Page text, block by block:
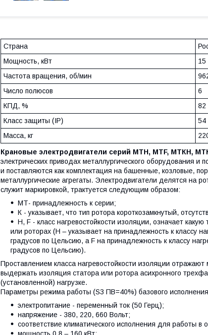
Страна
Мощность, кВт
15
Частота вращения, об/мин
Число полюсов
6
КПД, %
82
Класс защиты (IP)
54
Масса, кг
Крановые электродвигатели серий МТН, МТF, МТКН,
электрических приводах металлургического оборудования
и поставляются как комплектация на башенные, козловые,
металлургические агрегаты. Электродвигатели делятся на
служит маркировкой, трактуется следующим образом:
МТ- принадлежность к серии;
К - указывает, что тип ротора короткозамкнутый,
Н, F - класс нагревостойкости изоляции, означает
или роторах (Н – указывает на принадлежность к классу
градусов по Цельсию, а F на принадлежность к классу
градусов по Цельсию).
Проставлением класса нагревостойкости изоляции
выдержать изоляция статора или ротора асихронного
(установленной) нагрузке.
Параметры режима работы (S3 ПВ=40%) базового
электропитание - переменный ток (50 Герц);
напряжение - 380, 220, 660 Вольт;
соответствие климатического исполнения для работы в